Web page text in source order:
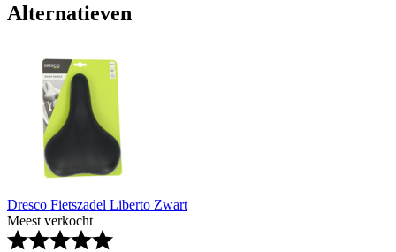
Alternatieven
Dresco Fietszadel Liberto Zwart
Meest verkocht